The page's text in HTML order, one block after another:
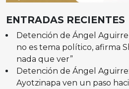
ENTRADAS RECIENTES
Detención de Ángel
no es tema político, afirma
nada que ver”
Detención de Ángel
Ayotzinapa ven un paso